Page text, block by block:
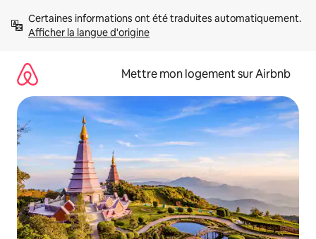
directement
Afficher la langue d'origine
Mettre mon logement sur Airbnb